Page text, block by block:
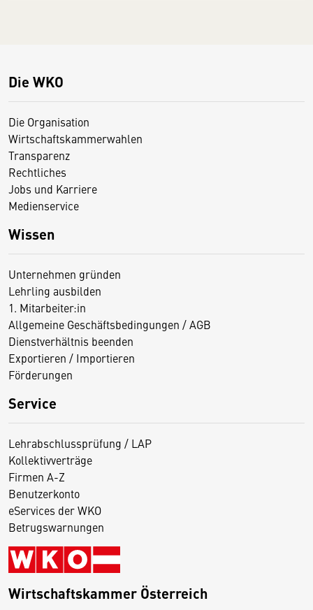
Die WKO
Die Organisation
Wirtschaftskammerwahlen
Transparenz
Rechtliches
Jobs und Karriere
Medienservice
Wissen
Unternehmen gründen
Lehrling ausbilden
1. Mitarbeiter:in
Allgemeine Geschäftsbedingungen / AGB
Dienstverhältnis beenden
Exportieren / Importieren
Förderungen
Service
Lehrabschlussprüfung / LAP
Kollektivverträge
Firmen A-Z
Benutzerkonto
eServices der WKO
Betrugswarnungen
Wirtschaftskammer Österreich